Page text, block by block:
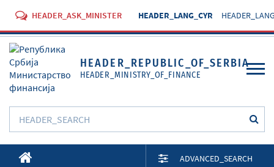
HEADER_ASK_MINISTER HEADER_LANG_CYR
HEADER_REPUBLIC_OF_SERBIA
HEADER_MINISTRY_OF_FINANCE
O Министарству
ADVANCED_SEARCH